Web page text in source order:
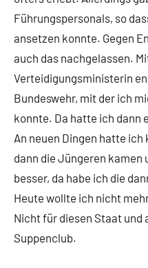
Führungspersonals, so
ansetzen konnte. Gegen
auch das nachgelassen.
Verteidigungsministerin
Bundeswehr, mit der ich
konnte. Da hatte ich dann
An neuen Dingen hatte
dann die Jüngeren kamen
besser, da habe ich die
Heute wollte ich nicht
Nicht für diesen Staat und
Suppenclub.